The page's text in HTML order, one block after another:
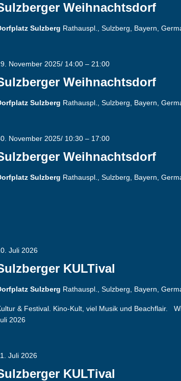
Weihnachtsdorf
Sulzberg Rathauspl., Sulzberg, Bayern,
Weihnachtsdorf
November 2025/ 14:00 – 21:00
Sulzberg Rathauspl., Sulzberg, Bayern,
Weihnachtsdorf
November 2025/ 10:30 – 17:00
Sulzberg Rathauspl., Sulzberg, Bayern,
KULTival
Juli 2026
Sulzberg Rathauspl., Sulzberg, Bayern,
& Festival. Kino-Kult, viel Musik und Beachflair.
2026
KULTival
Juli 2026